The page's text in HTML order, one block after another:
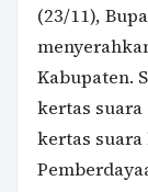
(23/11),
Kabupaten.
kertas
kertas